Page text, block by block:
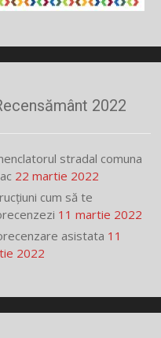
2022
stradal comuna
22 martie 2022
cum să te
11 martie 2022
asistata 11
2022